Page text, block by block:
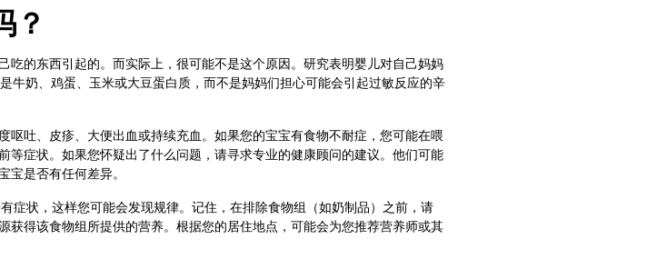
？
的东西引起的。而实际上，很可能不是这个原因。研究表明婴儿对自己妈妈
牛奶、鸡蛋、玉米或大豆蛋白质，而不是妈妈们担心可能会引起过敏反应的辛
吐、皮疹、大便出血或持续充血。如果您的宝宝有食物不耐症，您可能在喂
症状。如果您怀疑出了什么问题，请寻求专业的健康顾问的建议。他们可能
是否有任何差异。
症状，这样您可能会发现规律。记住，在排除食物组（如奶制品）之前，请
得该食物组所提供的营养。根据您的居住地点，可能会为您推荐营养师或其